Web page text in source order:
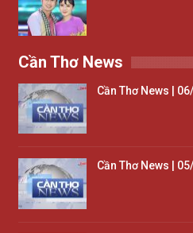
Cần Thơ News
Cần Thơ News |
Cần Thơ News |